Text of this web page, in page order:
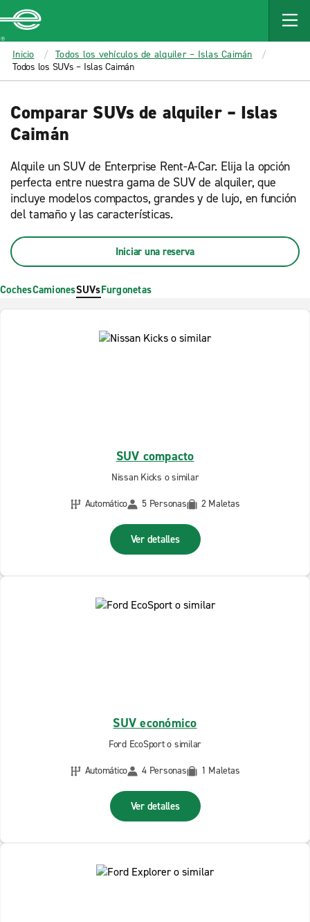
MAIN
CONTENT
Enterprise
Inicio
Todos los vehículos de alquiler – Islas Caimán
Todos los SUVs – Islas Caimán
Comparar SUVs de alquiler – Islas
Caimán
Alquile un SUV de Enterprise Rent-A-Car. Elija la opción
perfecta entre nuestra gama de SUV de alquiler, que
incluye modelos compactos, grandes y de lujo, en función
del tamaño y las características.
Iniciar una reserva
CochesCamionesSUVsFurgonetas
SUV compacto
Nissan Kicks o similar
Automático
5 Personas 2 Maletas
Ver detalles
SUV económico
Ford EcoSport o similar
Automático
4 Personas 1 Maletas
Ver detalles